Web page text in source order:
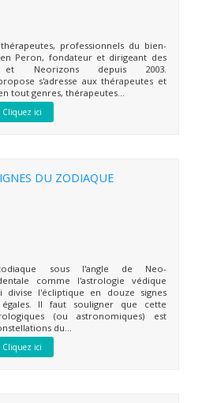
professionnels du bien-
Peron, fondateur et dirigeant des
et Neorizons depuis 2003.
s'adresse aux thérapeutes et
tout genres, thérapeutes...
Cliquez ici
DU ZODIAQUE
sous l'angle de Neo-
comme l'astrologie védique
l'écliptique en douze signes
égales. Il faut souligner que cette
(ou astronomiques) est
du...
Cliquez ici